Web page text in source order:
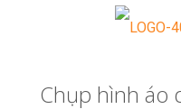
Chụp hình áo